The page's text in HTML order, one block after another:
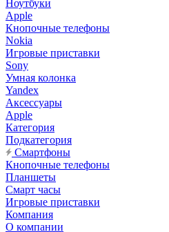
Ноутбуки
Apple
Кнопочные телефоны
Nokia
Игровые приставки
Sony
Умная колонка
Yandex
Аксессуары
Apple
Категория
Подкатегория
Смартфоны
Кнопочные телефоны
Планшеты
Смарт часы
Игровые приставки
Компания
О компании